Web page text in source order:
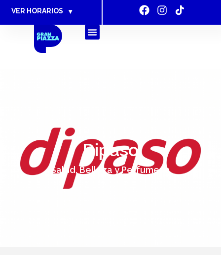
VER HORARIOS ▾
Dipaso
Salud, Belleza y Perfumería